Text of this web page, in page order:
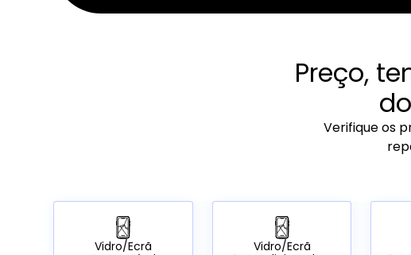
Preço,
Verifique os
Vidro/Ecrã
Vidro/Ecrã